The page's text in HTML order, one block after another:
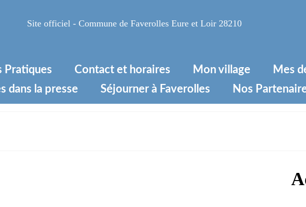
Site officiel - Commune de Faverolles Eure et Loir 28210
Pratiques Contact et horaires Mon village
Mes
dans la presse
Séjourner à Faverolles Nos